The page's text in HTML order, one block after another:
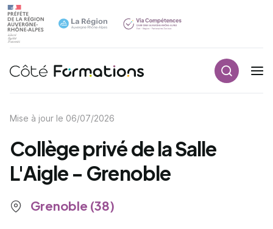
Navigation principale
Mise à jour le 06/07/2026
Collège privé de la Salle
L'Aigle - Grenoble
Grenoble (38)